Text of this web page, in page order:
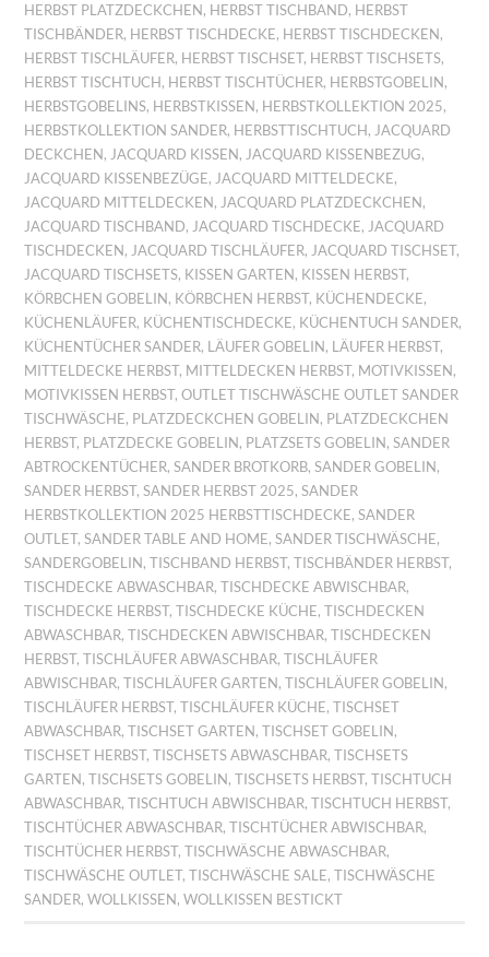
HERBST PLATZDECKCHEN, HERBST TISCHBAND, HERBST
TISCHBÄNDER, HERBST TISCHDECKE, HERBST TISCHDECKEN,
HERBST TISCHLÄUFER, HERBST TISCHSET, HERBST TISCHSETS,
HERBST TISCHTUCH, HERBST TISCHTÜCHER, HERBSTGOBELIN,
HERBSTGOBELINS, HERBSTKISSEN, HERBSTKOLLEKTION 2025,
HERBSTKOLLEKTION SANDER, HERBSTTISCHTUCH, JACQUARD
DECKCHEN, JACQUARD KISSEN, JACQUARD KISSENBEZUG,
JACQUARD KISSENBEZÜGE, JACQUARD MITTELDECKE,
JACQUARD MITTELDECKEN, JACQUARD PLATZDECKCHEN,
JACQUARD TISCHBAND, JACQUARD TISCHDECKE, JACQUARD
TISCHDECKEN, JACQUARD TISCHLÄUFER, JACQUARD TISCHSET,
JACQUARD TISCHSETS, KISSEN GARTEN, KISSEN HERBST,
KÖRBCHEN GOBELIN, KÖRBCHEN HERBST, KÜCHENDECKE,
KÜCHENLÄUFER, KÜCHENTISCHDECKE, KÜCHENTUCH SANDER,
KÜCHENTÜCHER SANDER, LÄUFER GOBELIN, LÄUFER HERBST,
MITTELDECKE HERBST, MITTELDECKEN HERBST, MOTIVKISSEN,
MOTIVKISSEN HERBST,OUTLET TISCHWÄSCHE OUTLET SANDER
TISCHWÄSCHE, PLATZDECKCHEN GOBELIN, PLATZDECKCHEN
HERBST, PLATZDECKE GOBELIN, PLATZSETS GOBELIN,SANDER
ABTROCKENTÜCHER,SANDER BROTKORB,SANDER GOBELIN,
SANDER HERBST,SANDER HERBST 2025,SANDER
HERBSTKOLLEKTION 2025 HERBSTTISCHDECKE,SANDER
OUTLET,SANDER TABLE AND HOME,SANDER TISCHWÄSCHE,
SANDERGOBELIN,TISCHBAND HERBST,TISCHBÄNDER HERBST,
TISCHDECKE ABWASCHBAR,TISCHDECKE ABWISCHBAR,
TISCHDECKE HERBST,TISCHDECKE KÜCHE,TISCHDECKEN
ABWASCHBAR,TISCHDECKEN ABWISCHBAR,TISCHDECKEN
HERBST,TISCHLÄUFER ABWASCHBAR,TISCHLÄUFER
ABWISCHBAR,TISCHLÄUFER GARTEN,TISCHLÄUFER GOBELIN,
TISCHLÄUFER HERBST,TISCHLÄUFER KÜCHE,TISCHSET
ABWASCHBAR,TISCHSET GARTEN,TISCHSET GOBELIN,
TISCHSET HERBST,TISCHSETS ABWASCHBAR,TISCHSETS
GARTEN,TISCHSETS GOBELIN,TISCHSETS HERBST,TISCHTUCH
ABWASCHBAR,TISCHTUCH ABWISCHBAR,TISCHTUCH HERBST,
TISCHTÜCHER ABWASCHBAR,TISCHTÜCHER ABWISCHBAR,
TISCHTÜCHER HERBST,TISCHWÄSCHE ABWASCHBAR,
TISCHWÄSCHE OUTLET,TISCHWÄSCHE SALE,TISCHWÄSCHE
SANDER,WOLLKISSEN,WOLLKISSEN BESTICKT